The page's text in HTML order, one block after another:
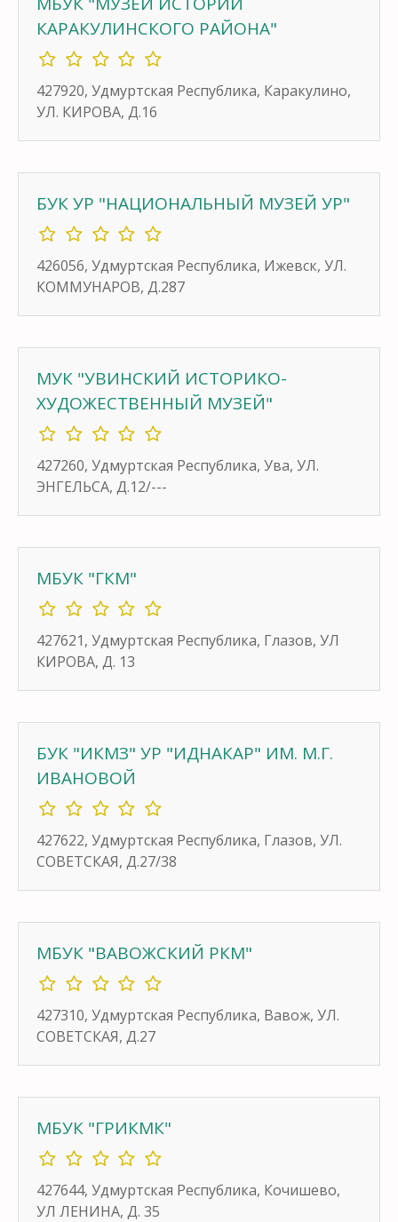
КАРАКУЛИНСКОГО РАЙОНА"
427920, Удмуртская Республика, Каракулино,
УЛ. КИРОВА, Д.16
БУК УР "НАЦИОНАЛЬНЫЙ МУЗЕЙ УР"
426056, Удмуртская Республика, Ижевск, УЛ.
КОММУНАРОВ, Д.287
МУК "УВИНСКИЙ ИСТОРИКО-
ХУДОЖЕСТВЕННЫЙ МУЗЕЙ"
427260, Удмуртская Республика, Ува, УЛ.
ЭНГЕЛЬСА, Д.12/---
МБУК "ГКМ"
427621, Удмуртская Республика, Глазов, УЛ
КИРОВА, Д. 13
БУК "ИКМЗ" УР "ИДНАКАР" ИМ. М.Г.
ИВАНОВОЙ
427622, Удмуртская Республика, Глазов, УЛ.
СОВЕТСКАЯ, Д.27/38
МБУК "ВАВОЖСКИЙ РКМ"
427310, Удмуртская Республика, Вавож, УЛ.
СОВЕТСКАЯ, Д.27
МБУК "ГРИКМК"
427644, Удмуртская Республика, Кочишево,
УЛ ЛЕНИНА, Д. 35